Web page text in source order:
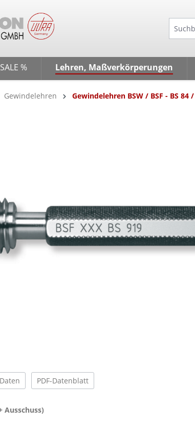
% Lehren, Maßverkörperungen
Gewindelehren Gewindelehren BSW / BSF - BS 84 /
PDF-Datenblatt
Ausschuss)